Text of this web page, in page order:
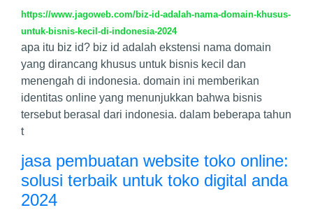
https://www.jagoweb.com/biz-id-adalah-nama-domain-khusus-
untuk-bisnis-kecil-di-indonesia-2024
apa itu biz id? biz id adalah ekstensi nama domain
yang dirancang khusus untuk bisnis kecil dan
menengah di indonesia. domain ini memberikan
identitas online yang menunjukkan bahwa bisnis
tersebut berasal dari indonesia. dalam beberapa tahun
t
jasa pembuatan website toko online:
solusi terbaik untuk toko digital anda
2024